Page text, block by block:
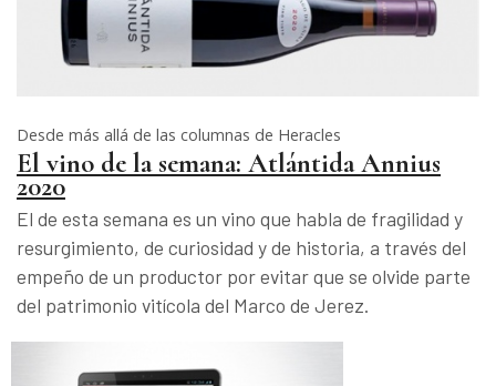
Desde más allá de las columnas de Heracles
El vino de la semana: Atlántida Annius
2020
El de esta semana es un vino que habla de fragilidad y
resurgimiento, de curiosidad y de historia, a través del
empeño de un productor por evitar que se olvide parte
del patrimonio vitícola del Marco de Jerez.